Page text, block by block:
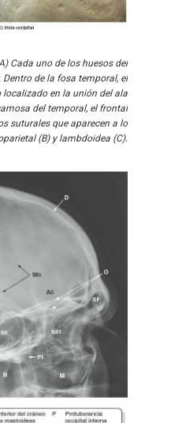
A) Cada uno de los huesos del
de la fosa temporal, el
en la unión del ala
del temporal, el frontal
suturales que aparecen a lo
(B) y lambdoidea (C).